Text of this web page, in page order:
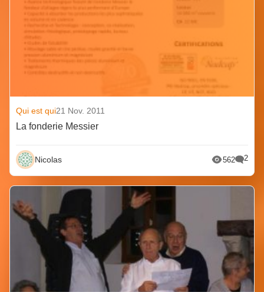
Qui est qui21 Nov. 2011
La fonderie Messier
Nicolas 562 2